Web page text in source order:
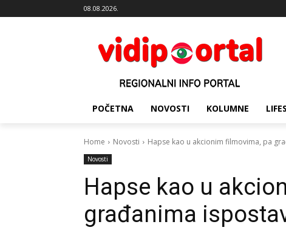
08.08.2026.
POČETNA NOVOSTI KOLUMNE
Home Novosti Hapse kao u akcionim filmovima, pa
Novosti
Hapse kao u
građanima